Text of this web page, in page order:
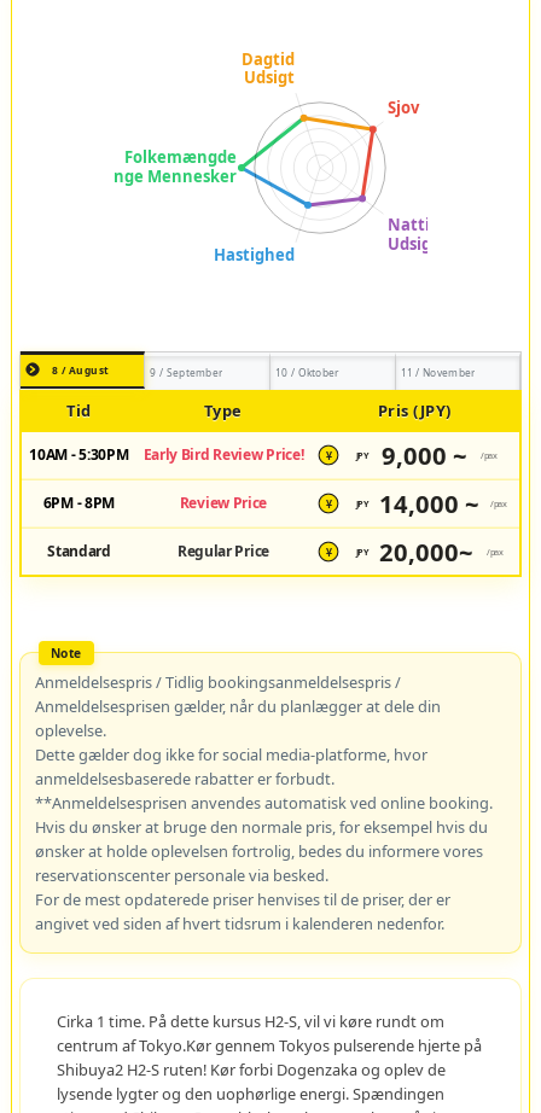
8 / August 9 / September 10 / Oktober 11 / November
Tid Type Pris (JPY)
10AM - 5:30PM Early Bird Review Price! ¥ JPY 9,000 ~ /pax
6PM - 8PM Review Price ¥ JPY 14,000 ~ /pax
Standard Regular Price ¥ JPY 20,000~ /pax
Anmeldelsespris / Tidlig bookingsanmeldelsespris /
Anmeldelsesprisen gælder, når du planlægger at dele din
oplevelse.
Dette gælder dog ikke for social media-platforme, hvor
anmeldelsesbaserede rabatter er forbudt.
**Anmeldelsesprisen anvendes automatisk ved online booking.
Hvis du ønsker at bruge den normale pris, for eksempel hvis du
ønsker at holde oplevelsen fortrolig, bedes du informere vores
reservationscenter personale via besked.
For de mest opdaterede priser henvises til de priser, der er
angivet ved siden af hvert tidsrum i kalenderen nedenfor.
Cirka 1 time. På dette kursus H2-S, vil vi køre rundt om
centrum af Tokyo.Kør gennem Tokyos pulserende hjerte på
Shibuya2 H2-S ruten! Kør forbi Dogenzaka og oplev de
lysende lygter og den uophørlige energi. Spændingen